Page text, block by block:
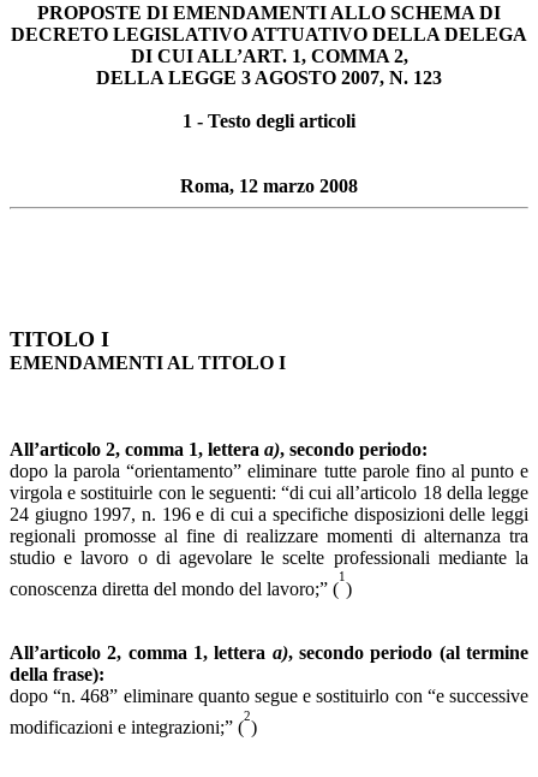
PROPOSTE DI EMENDAMENTI ALLO SCHEMA DI
DECRETO LEGISLATIVO ATTUATIVO DELLA DELEGA
DI CUI ALL’ART. 1, COMMA 2,
DELLA LEGGE 3 AGOSTO 2007, N. 123
1 - Testo degli articoli
Roma, 12 marzo 2008
TITOLO I
EMENDAMENTI AL TITOLO I
All’articolo 2, comma 1, lettera a), secondo periodo:
dopo la parola “orientamento” eliminare tutte parole fino al punto e
virgola e sostituirle con le seguenti: “di cui all’articolo 18 della legge
24 giugno 1997, n. 196 e di cui a specifiche disposizioni delle leggi
regionali promosse al fine di realizzare momenti di alternanza tra
studio e lavoro o di agevolare le scelte professionali mediante la
conoscenza diretta del mondo del lavoro;” (
1
)
All’articolo 2, comma 1, lettera a), secondo periodo (al termine
della frase):
dopo “n. 468” eliminare quanto segue e sostituirlo con “e successive
modificazioni e integrazioni;” (
2
)